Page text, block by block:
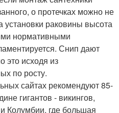
о протечках можно не
установки раковины высота
нормативными
Снип дают
это исходя из
по росту.
сайтах рекомендуют 85-
гигантов - викингов,
Колумбии, где большая